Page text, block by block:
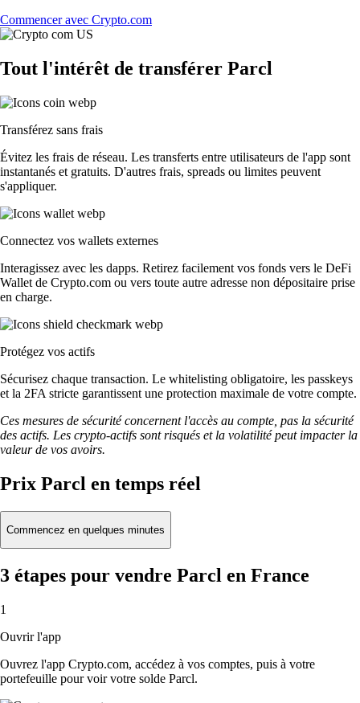
Commencer avec Crypto.com
Tout l'intérêt de transférer Parcl
Transférez sans frais
Évitez les frais de réseau. Les transferts entre utilisateurs de l'app sont
instantanés et gratuits. D'autres frais, spreads ou limites peuvent
s'appliquer.
Connectez vos wallets externes
Interagissez avec les dapps. Retirez facilement vos fonds vers le DeFi
Wallet de Crypto.com ou vers toute autre adresse non dépositaire prise
en charge.
Protégez vos actifs
Sécurisez chaque transaction. Le whitelisting obligatoire, les passkeys
et la 2FA stricte garantissent une protection maximale de votre compte.
Ces mesures de sécurité concernent l'accès au compte, pas la sécurité
des actifs. Les crypto-actifs sont risqués et la volatilité peut impacter la
valeur de vos avoirs.
Prix Parcl en temps réel
Commencez en quelques minutes
3 étapes pour vendre Parcl en France
1
Ouvrir l'app
Ouvrez l'app Crypto.com, accédez à vos comptes, puis à votre
portefeuille pour voir votre solde Parcl.